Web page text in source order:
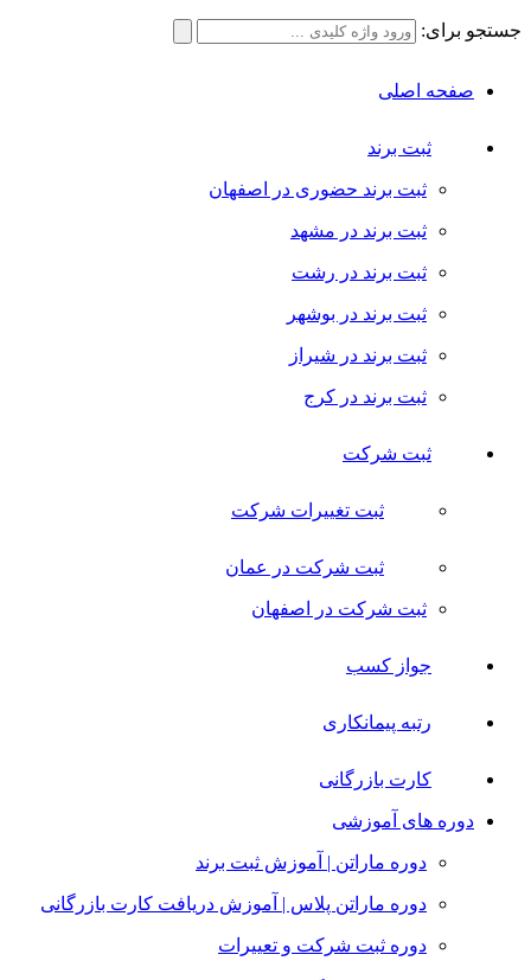
جستجو برای:
صفحه اصلی
ثبت برند
ثبت برند حضوری در اصفهان
ثبت برند در مشهد
ثبت برند در رشت
ثبت برند در بوشهر
ثبت برند در شیراز
ثبت برند در کرج
ثبت شرکت
ثبت تغییرات شرکت
ثبت شرکت در عمان
ثبت شرکت در اصفهان
جواز کسب
رتبه پیمانکاری
کارت بازرگانی
دوره های آموزشی
دوره ماراتن | آموزش ثبت برند
دوره ماراتن پلاس | آموزش دریافت کارت بازرگانی
دوره ثبت شرکت و تعییرات